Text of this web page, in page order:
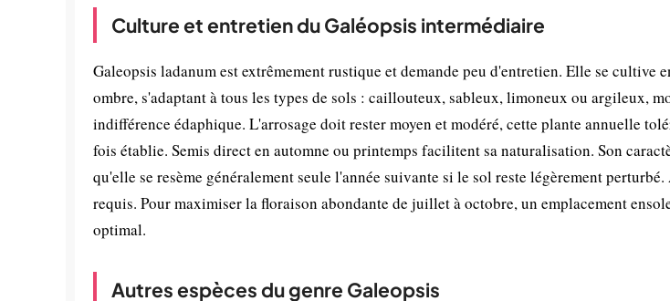
Culture et entretien du Galéopsis intermédiaire
Galeopsis ladanum est extrêmement rustique et demande peu d'entretien. Elle se cultive
ombre, s'adaptant à tous les types de sols : caillouteux, sableux, limoneux ou argileux,
indifférence édaphique. L'arrosage doit rester moyen et modéré, cette plante annuelle
fois établie. Semis direct en automne ou printemps facilitent sa naturalisation. Son
qu'elle se resème généralement seule l'année suivante si le sol reste légèrement
requis. Pour maximiser la floraison abondante de juillet à octobre, un emplacement
optimal.
Autres espèces du genre Galeopsis